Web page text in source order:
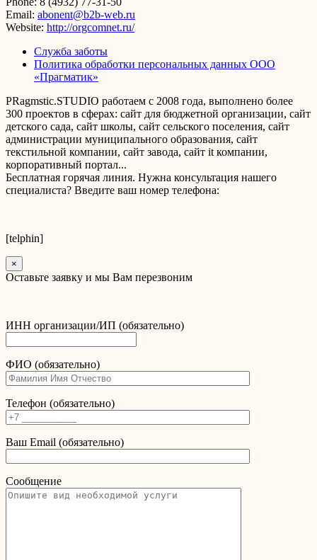
Email: abonent@b2b-web.ru
Website: http://orgcomnet.ru/
Служба заботы
Политика обработки персональных данных ООО
«Прагматик»
PRagmstic.STUDIO работаем с 2008 года, выполнено более
300 проектов в сферах: сайт для бюджетной организации, сайт
детского сада, сайт школы, сайт сельского поселения, сайт
администрации муниципального образования, сайт
текстильной компании, сайт завода, сайт it компании,
корпоративный портал...
Бесплатная горячая линия. Нужна консультация нашего
специалиста? Введите ваш номер телефона:
[telphin]
×
Оставьте заявку и мы Вам перезвоним
ИНН организации/ИП (обязательно)
ФИО (обязательно)
Телефон (обязательно)
Ваш Email (обязательно)
Сообщение